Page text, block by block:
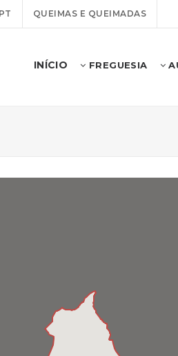
QUEIMAS E QUEIMADAS
INÍCIO FREGUESIA